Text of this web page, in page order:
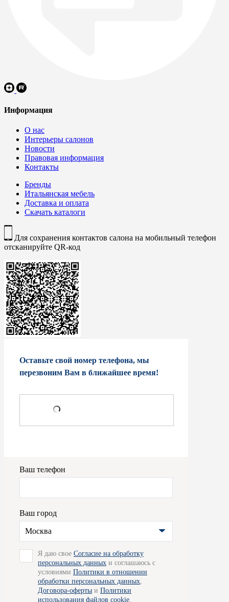
Информация
О нас
Интерьеры салонов
Новости
Правовая информация
Контакты
Бренды
Итальянская мебель
Доставка и оплата
Скачать каталоги
Для сохранения контактов салона на мобильный телефон
отсканируйте QR-код
Оставьте свой номер телефона, мы
перезвоним Вам в ближайшее время!
Ваш телефон
Ваш город
Москва
Я даю свое Согласие на обработку
персональных данных и соглашаюсь с
условиями Политики в отношении
обработки персональных данных,
Договора-оферты и Политики
использования файлов cookie.